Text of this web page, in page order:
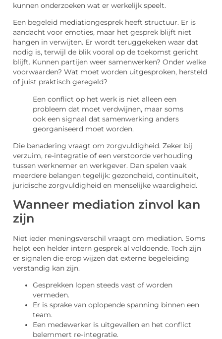
kunnen onderzoeken wat er werkelijk speelt.
Een begeleid mediationgesprek heeft structuur. Er is
aandacht voor emoties, maar het gesprek blijft niet
hangen in verwijten. Er wordt teruggekeken waar dat
nodig is, terwijl de blik vooral op de toekomst gericht
blijft. Kunnen partijen weer samenwerken? Onder welke
voorwaarden? Wat moet worden uitgesproken, hersteld
of juist praktisch geregeld?
Een conflict op het werk is niet alleen een
probleem dat moet verdwijnen, maar soms
ook een signaal dat samenwerking anders
georganiseerd moet worden.
Die benadering vraagt om zorgvuldigheid. Zeker bij
verzuim, re-integratie of een verstoorde verhouding
tussen werknemer en werkgever. Dan spelen vaak
meerdere belangen tegelijk: gezondheid, continuïteit,
juridische zorgvuldigheid en menselijke waardigheid.
Wanneer mediation zinvol kan
zijn
Niet ieder meningsverschil vraagt om mediation. Soms
helpt een helder intern gesprek al voldoende. Toch zijn
er signalen die erop wijzen dat externe begeleiding
verstandig kan zijn.
Gesprekken lopen steeds vast of worden
vermeden.
Er is sprake van oplopende spanning binnen een
team.
Een medewerker is uitgevallen en het conflict
belemmert re-integratie.